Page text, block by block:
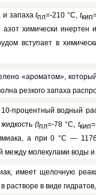
и запахаtпл=-210 °С, tкип
химически инертен
всту­пает в
«ароматом»,
резкого запаха
про­центный водный
жидкость(tпл=-78 °С, tкип
а при 0 °С — 1176
между молекула­ми воды и
име­ет щелочную
растворе в виде